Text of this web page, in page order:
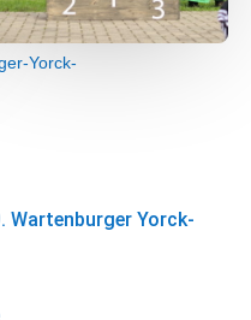
Yorck-
Wartenburger Yorck-